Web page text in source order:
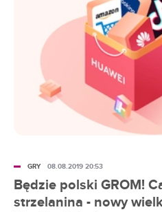
Będzie polski GROM!
strzelanina - nowy
GRY 08.08.2019 20:53